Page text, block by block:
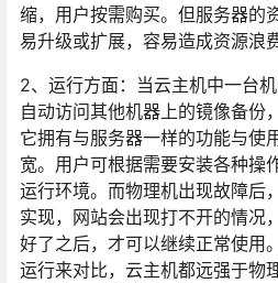
缩，用户按需购买。但服务器的
易升级或扩展，容易造成资源浪
2、运行方面：当云主机中一台
自动访问其他机器上的镜像备份
它拥有与服务器一样的功能与使
宽。用户可根据需要安装各种操
运行环境。而物理机出现故障后
实现，网站会出现打不开的情况
好了之后，才可以继续正常使用
运行来对比，云主机都远强于物